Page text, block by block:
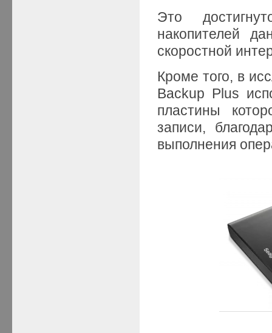
Это
накопителей
скоростной
Кроме того, в
Backup Plus
пластины
записи,
выполнения